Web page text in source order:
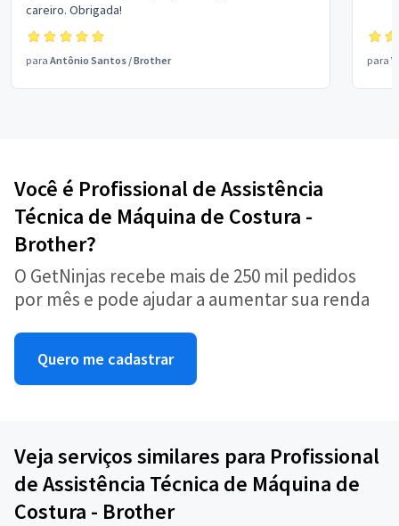
careiro. Obrigada!
para Antônio Santos /Brother para
Você é Profissional de Assistência
Técnica de Máquina de Costura -
Brother?
O GetNinjas recebe mais de 250 mil pedidos
por mês e pode ajudar a aumentar sua renda
Quero me cadastrar
Veja serviços similares para Profissional
de Assistência Técnica de Máquina de
Costura - Brother